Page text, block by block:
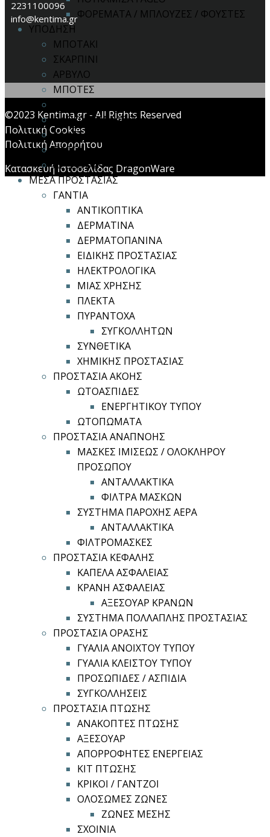
ΦΟΡΕΜΑΤΑ / ΜΠΛΟΥΖΕΣ / ΦΟΥΣΤΕΣ
ΥΠΟΔΗΣΗ
ΜΠΟΤΑΚΙ
ΣΚΑΡΠΙΝΙ
ΑΡΒΥΛΟ
ΜΠΟΤΕΣ
ΠΑΠΟΥΤΣΙΑ FAGEO
ΚΑΛΤΣΕΣ
ΠΑΤΟΙ
ΑΞΕΣΟΥΑΡ
ΜΕΣΑ ΠΡΟΣΤΑΣΙΑΣ
ΓΑΝΤΙΑ
ΑΝΤΙΚΟΠΤΙΚΑ
ΔΕΡΜΑΤΙΝΑ
ΔΕΡΜΑΤΟΠΑΝΙΝΑ
ΕΙΔΙΚΗΣ ΠΡΟΣΤΑΣΙΑΣ
ΗΛΕΚΤΡΟΛΟΓΙΚΑ
ΜΙΑΣ ΧΡΗΣΗΣ
ΠΛΕΚΤΑ
ΠΥΡΑΝΤΟΧΑ
ΣΥΓΚΟΛΛΗΤΩΝ
ΣΥΝΘΕΤΙΚΑ
ΧΗΜΙΚΗΣ ΠΡΟΣΤΑΣΙΑΣ
ΠΡΟΣΤΑΣΙΑ ΑΚΟΗΣ
ΩΤΟΑΣΠΙΔΕΣ
ΕΝΕΡΓΗΤΙΚΟΥ ΤΥΠΟΥ
ΩΤΟΠΩΜΑΤΑ
ΠΡΟΣΤΑΣΙΑ ΑΝΑΠΝΟΗΣ
ΜΑΣΚΕΣ ΙΜΙΣΕΩΣ / ΟΛΟΚΛΗΡΟΥ
ΠΡΟΣΩΠΟΥ
ΑΝΤΑΛΛΑΚΤΙΚΑ
ΦΙΛΤΡΑ ΜΑΣΚΩΝ
ΣΥΣΤΗΜΑ ΠΑΡΟΧΗΣ ΑΕΡΑ
ΑΝΤΑΛΛΑΚΤΙΚΑ
ΦΙΛΤΡΟΜΑΣΚΕΣ
ΠΡΟΣΤΑΣΙΑ ΚΕΦΑΛΗΣ
ΚΑΠΕΛΑ ΑΣΦΑΛΕΙΑΣ
ΚΡΑΝΗ ΑΣΦΑΛΕΙΑΣ
ΑΞΕΣΟΥΑΡ ΚΡΑΝΩΝ
ΣΥΣΤΗΜΑ ΠΟΛΛΑΠΛΗΣ ΠΡΟΣΤΑΣΙΑΣ
ΠΡΟΣΤΑΣΙΑ ΟΡΑΣΗΣ
ΓΥΑΛΙΑ ΑΝΟΙΧΤΟΥ ΤΥΠΟΥ
ΓΥΑΛΙΑ ΚΛΕΙΣΤΟΥ ΤΥΠΟΥ
ΠΡΟΣΩΠΙΔΕΣ / ΑΣΠΙΔΙΑ
ΣΥΓΚΟΛΛΗΣΕΙΣ
ΠΡΟΣΤΑΣΙΑ ΠΤΩΣΗΣ
ΑΝΑΚΟΠΤΕΣ ΠΤΩΣΗΣ
ΑΞΕΣΟΥΑΡ
ΑΠΟΡΡΟΦΗΤΕΣ ΕΝΕΡΓΕΙΑΣ
ΚΙΤ ΠΤΩΣΗΣ
ΚΡΙΚΟΙ / ΓΑΝΤΖΟΙ
ΟΛΟΣΩΜΕΣ ΖΩΝΕΣ
ΖΩΝΕΣ ΜΕΣΗΣ
ΣΧΟΙΝΙΑ
2231100096
info@kentima.gr
©2023 Kentima.gr - All Rights Reserved
Πολιτική Cookies
Πολιτική Απορρήτου
Κατασκευή Ιστοσελίδας DragonWare